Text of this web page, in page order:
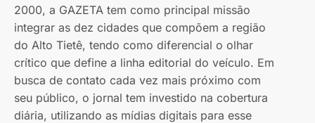
2000, a GAZETA tem como principal missão
integrar as dez cidades que compõem a região
do Alto Tietê, tendo como diferencial o olhar
crítico que define a linha editorial do veículo. Em
busca de contato cada vez mais próximo com
seu público, o jornal tem investido na cobertura
diária, utilizando as mídias digitais para esse